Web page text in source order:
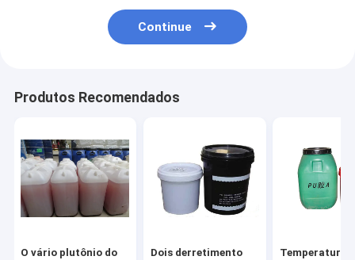
Continue
Produtos Recomendados
O vário plutônio do
Dois derretimento
Temperatura